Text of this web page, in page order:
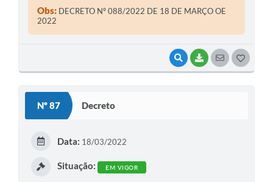
VISUALIZAR
BAIXARSEGUIR
legais de seu cargo.
Obs: DECRETO Nº 088/2022 DE 18 DE MARÇO OE
2022
Nº 87 Decreto
Data: 18/03/2022
Situação: EM VIGOR